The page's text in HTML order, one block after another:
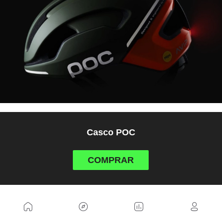
Casco POC
COMPRAR
15. Bidón